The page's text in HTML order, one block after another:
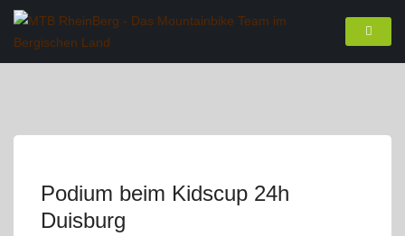
Podium beim Kidscup 24h
Duisburg